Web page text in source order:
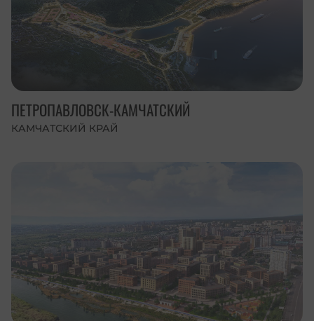
ПЕТРОПАВЛОВСК-КАМЧАТСКИЙ
КАМЧАТСКИЙ КРАЙ